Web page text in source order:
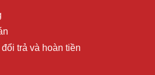
trả và hoàn tiền